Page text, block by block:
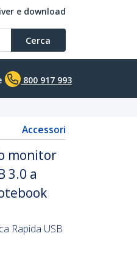
e download
Cerca
800 917 993
Accessori
monitor
3.0 a
Rapida USB